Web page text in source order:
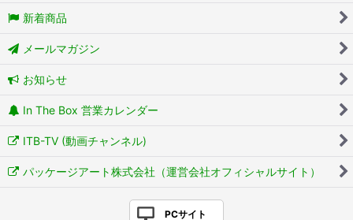
新着商品
メールマガジン
お知らせ
In The Box 営業カレンダー
ITB-TV (動画チャンネル)
パッケージアート株式会社（運営会社オフィシャルサイト）
PCサイト